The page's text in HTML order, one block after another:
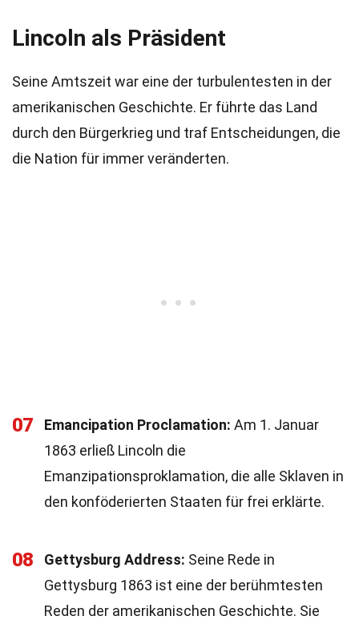
Lincoln als Präsident
Seine Amtszeit war eine der turbulentesten in der
amerikanischen Geschichte. Er führte das Land
durch den Bürgerkrieg und traf Entscheidungen, die
die Nation für immer veränderten.
07 Emancipation Proclamation: Am 1. Januar
1863 erließ Lincoln die
Emanzipationsproklamation, die alle Sklaven in
den konföderierten Staaten für frei erklärte.
08 Gettysburg Address: Seine Rede in
Gettysburg 1863 ist eine der berühmtesten
Reden der amerikanischen Geschichte. Sie